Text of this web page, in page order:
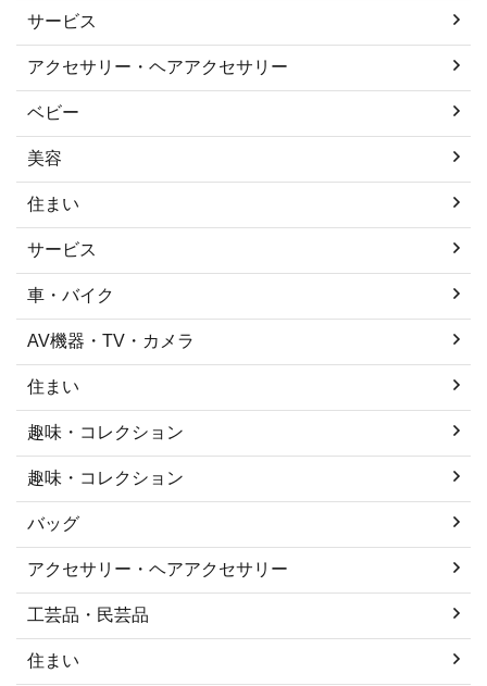
サービス
アクセサリー・ヘアアクセサリー
ベビー
美容
住まい
サービス
車・バイク
AV機器・TV・カメラ
住まい
趣味・コレクション
趣味・コレクション
バッグ
アクセサリー・ヘアアクセサリー
工芸品・民芸品
住まい